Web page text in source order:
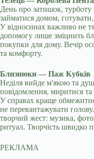
День про затишок, турботу
займатися домом,
У відносинах важливо не
допомогу лише зміцнить
покупки для дому. Вечір
та комфорту.
Близнюки — Паж Кубків
Неділя вийде м'якою та
повідомлення, миритися
У справах краще
не перевантажувати
творчий жест: музика,
ритуал. Творчість швидко
РЕКЛАМА